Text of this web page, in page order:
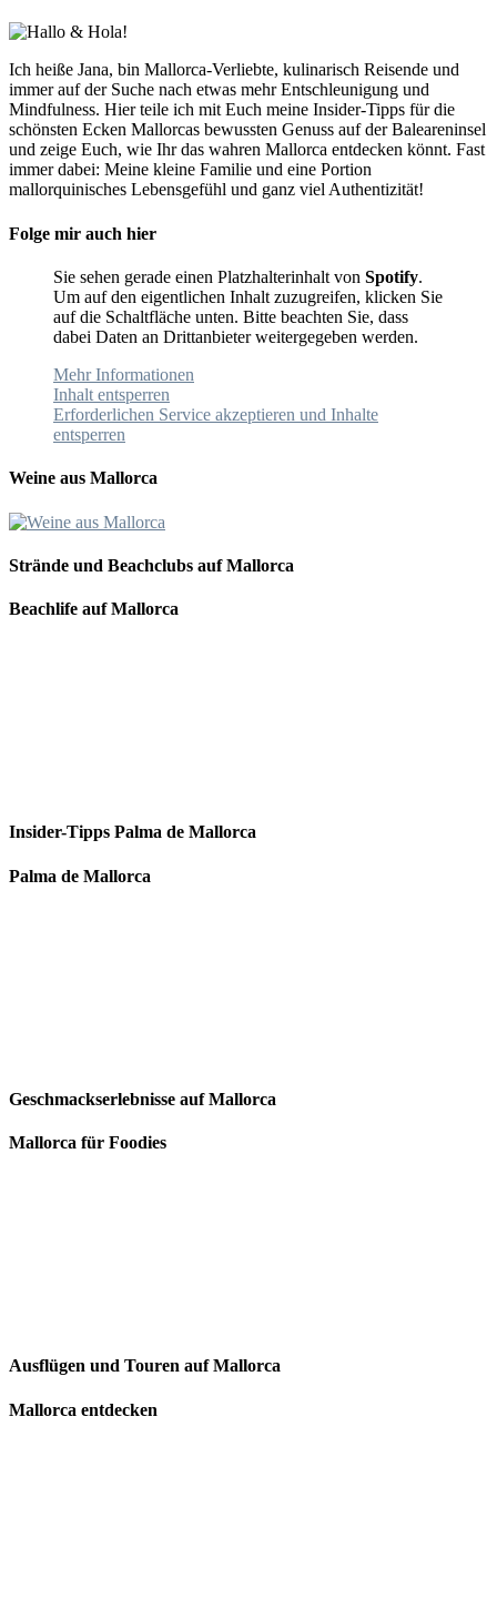
Ich heiße Jana, bin Mallorca-Verliebte, kulinarisch Reisende und
immer auf der Suche nach etwas mehr Entschleunigung und
Mindfulness. Hier teile ich mit Euch meine Insider-Tipps für die
schönsten Ecken Mallorcas bewussten Genuss auf der Baleareninsel
und zeige Euch, wie Ihr das wahren Mallorca entdecken könnt. Fast
immer dabei: Meine kleine Familie und eine Portion
mallorquinisches Lebensgefühl und ganz viel Authentizität!
Folge mir auch hier
Sie sehen gerade einen Platzhalterinhalt von Spotify.
Um auf den eigentlichen Inhalt zuzugreifen, klicken Sie
auf die Schaltfläche unten. Bitte beachten Sie, dass
dabei Daten an Drittanbieter weitergegeben werden.
Mehr Informationen
Inhalt entsperren
Erforderlichen Service akzeptieren und Inhalte
entsperren
Weine aus Mallorca
Strände und Beachclubs auf Mallorca
Beachlife auf Mallorca
Insider-Tipps Palma de Mallorca
Palma de Mallorca
Geschmackserlebnisse auf Mallorca
Mallorca für Foodies
Ausflügen und Touren auf Mallorca
Mallorca entdecken